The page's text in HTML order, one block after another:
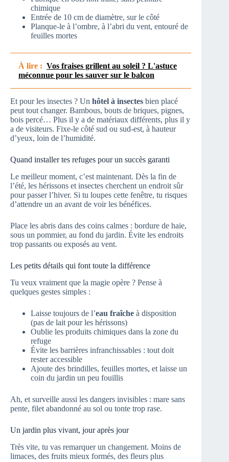
chimique
Entrée de 10 cm de diamètre, sur le côté
Planque-le à l’ombre, à l’abri du vent, entouré de
feuilles mortes
À lire : Vos fraises grillent au soleil ? L'astuce
méconnue pour les sauver sur le balcon
Et pour les insectes ? Un hôtel à insectes bien placé
peut tout changer. Bambous, bouts de briques, pignes,
bois percé… Plus il y a de matériaux différents, plus il y
a de visiteurs. Fixe-le côté sud ou sud-est, à hauteur
d’yeux, loin de l’humidité.
Quand installer tes refuges pour un succès garanti
Le meilleur moment, c’est maintenant. Dès la fin de
l’été, les hérissons et insectes cherchent un endroit sûr
pour passer l’hiver. Si tu loupes cette fenêtre, tu risques
d’attendre un an avant de voir les bénéfices.
Place les abris dans des coins calmes : bordure de haie,
sous un pommier, au fond du jardin. Évite les endroits
trop passants ou exposés au vent.
Les petits détails qui font toute la différence
Tu veux vraiment que la magie opère ? Pense à
quelques gestes simples :
Laisse toujours de l’eau fraîche à disposition
(pas de lait pour les hérissons)
Oublie les produits chimiques dans la zone du
refuge
Évite les barrières infranchissables : tout doit
rester accessible
Ajoute des brindilles, feuilles mortes, et laisse un
coin du jardin un peu fouillis
Ah, et surveille aussi les dangers invisibles : mare sans
pente, filet abandonné au sol ou tonte trop rase.
Un jardin plus vivant, jour après jour
Très vite, tu vas remarquer un changement. Moins de
limaces, des fruits mieux formés, des fleurs plus